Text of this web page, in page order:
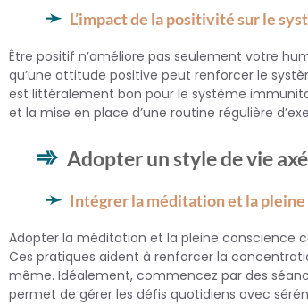
L’impact de la positivité sur le
Être positif n’améliore pas seulement votre
qu’une attitude positive peut renforcer le
est littéralement bon pour le système
et la mise en place d’une routine régulière
Adopter un style de vie
Intégrer la méditation et la
Adopter la méditation et la pleine conscience
Ces pratiques aident à renforcer la
même. Idéalement, commencez par des
permet de gérer les défis quotidiens avec